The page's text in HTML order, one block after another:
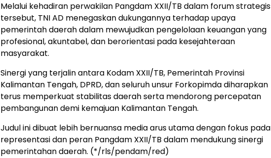
Melalui kehadiran perwakilan Pangdam XXII/TB dalam forum strategis
tersebut, TNI AD menegaskan dukungannya terhadap upaya
pemerintah daerah dalam mewujudkan pengelolaan keuangan yang
profesional, akuntabel, dan berorientasi pada kesejahteraan
masyarakat.
Sinergi yang terjalin antara Kodam XXII/TB, Pemerintah Provinsi
Kalimantan Tengah, DPRD, dan seluruh unsur Forkopimda diharapkan
terus memperkuat stabilitas daerah serta mendorong percepatan
pembangunan demi kemajuan Kalimantan Tengah.
Judul ini dibuat lebih bernuansa media arus utama dengan fokus pada
representasi dan peran Pangdam XXII/TB dalam mendukung sinergi
pemerintahan daerah. (*/rls/pendam/red)